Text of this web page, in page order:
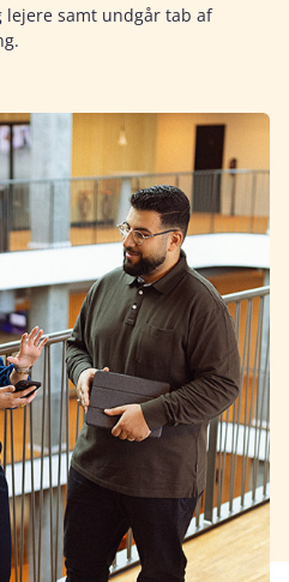
lejere samt undgår tab af